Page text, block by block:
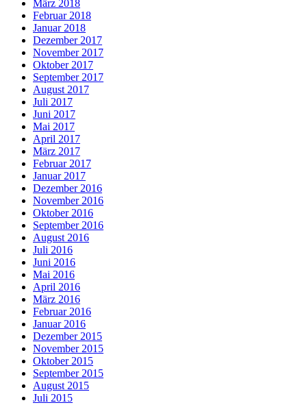
März 2018
Februar 2018
Januar 2018
Dezember 2017
November 2017
Oktober 2017
September 2017
August 2017
Juli 2017
Juni 2017
Mai 2017
April 2017
März 2017
Februar 2017
Januar 2017
Dezember 2016
November 2016
Oktober 2016
September 2016
August 2016
Juli 2016
Juni 2016
Mai 2016
April 2016
März 2016
Februar 2016
Januar 2016
Dezember 2015
November 2015
Oktober 2015
September 2015
August 2015
Juli 2015